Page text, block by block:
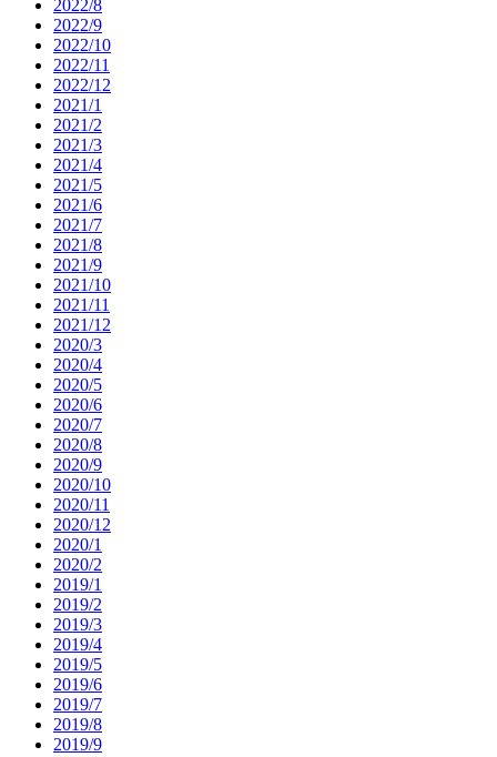
2022/8
2022/9
2022/10
2022/11
2022/12
2021/1
2021/2
2021/3
2021/4
2021/5
2021/6
2021/7
2021/8
2021/9
2021/10
2021/11
2021/12
2020/3
2020/4
2020/5
2020/6
2020/7
2020/8
2020/9
2020/10
2020/11
2020/12
2020/1
2020/2
2019/1
2019/2
2019/3
2019/4
2019/5
2019/6
2019/7
2019/8
2019/9